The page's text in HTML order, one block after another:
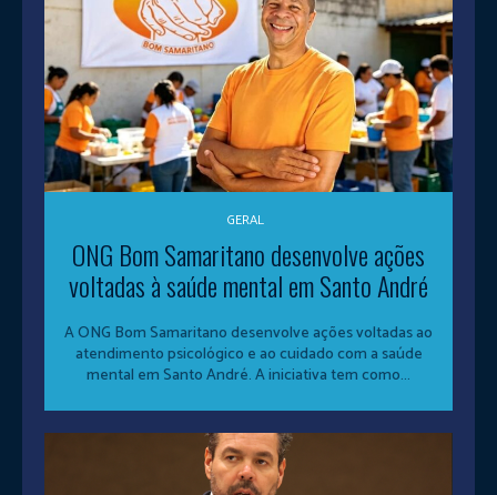
GERAL
ONG Bom Samaritano desenvolve ações
voltadas à saúde mental em Santo André
A ONG Bom Samaritano desenvolve ações voltadas ao
atendimento psicológico e ao cuidado com a saúde
mental em Santo André. A iniciativa tem como...